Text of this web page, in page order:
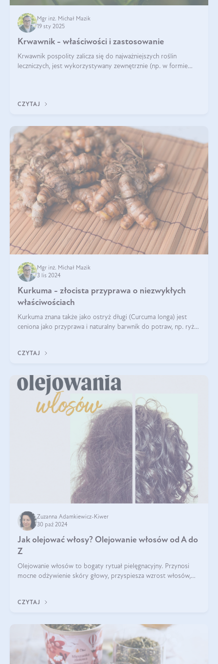
Mgr inż. Michał Mazik
19 sty 2025
Krwawnik - właściwości i zastosowanie
Krwawnik pospolity zalicza się do najważniejszych roślin
leczniczych, jest wykorzystywany zewnętrznie (np. w formie
CZYTAJ
Mgr inż. Michał Mazik
3 lis 2024
Kurkuma - złocista przyprawa o niezwykłych
właściwościach
Kurkuma znana także jako ostryż długi (Curcuma longa) jest
ceniona jako przyprawa i naturalny barwnik do potraw, np. ryżu
CZYTAJ
Zuzanna Adamkiewicz-Kiwer
30 paź 2024
Jak olejować włosy? Olejowanie włosów od A do
Z
Olejowanie włosów to bogaty rytuał pielęgnacyjny. Przynosi
mocne odżywienie skóry głowy, przyspiesza wzrost włosów,
CZYTAJ